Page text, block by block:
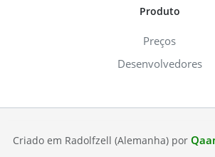
Produto
Preços
Desenvolvedores
Criado em Radolfzell (Alemanha) por